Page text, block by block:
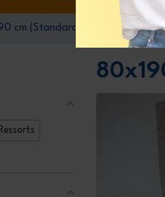
cm (Standard) 80x190 cm
Ressorts